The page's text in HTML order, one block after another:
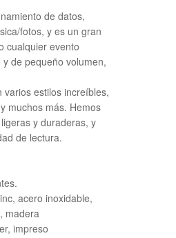
de datos,
fotos, y es un gran
cualquier evento
de pequeño volumen,
varios estilos increíbles,
muchos más. Hemos
y duraderas, y
de lectura.
acero inoxidable,
madera
impreso